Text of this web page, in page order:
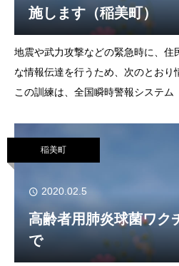
施します（稲美町）
地震や武力攻撃などの緊急時に、住
な情報伝達を行うため、次のとおり
この訓練は、全国瞬時警報システム
稲美町
2020.02.5
高齢者用肺炎球菌ワク
で